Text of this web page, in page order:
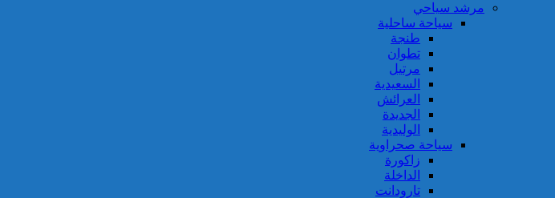
مرشد سياحي
سياحة ساحلية
طنجة
تطوان
مرتيل
السعيدية
العرائش
الجديدة
الوليدية
سياحة صحراوية
زاكورة
الداخلة
تارودانت